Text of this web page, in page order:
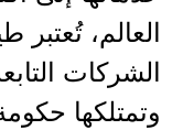
العالم،
الشركات
وتمتلكها